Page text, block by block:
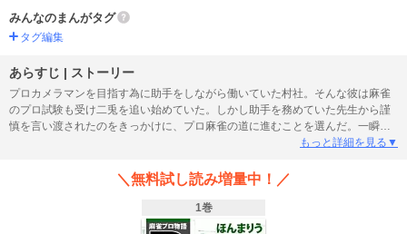
みんなのまんがタグ
タグ編集
あらすじ | ストーリー
プロカメラマンを目指す為に助手をしながら働いていた村社。そんな彼は麻雀
のプロ試験も受け二兎を追い始めていた。しかし助手を務めていた先生から謹
慎を言い渡されたのをきっかけに、プロ麻雀の道に進むことを選んだ。一瞬の
一打を見逃さない「動態視力」を活かしてプロのステージへ駆け上がる！
もっと詳細を見る▼
＼無料試し読み増量中！／
1巻